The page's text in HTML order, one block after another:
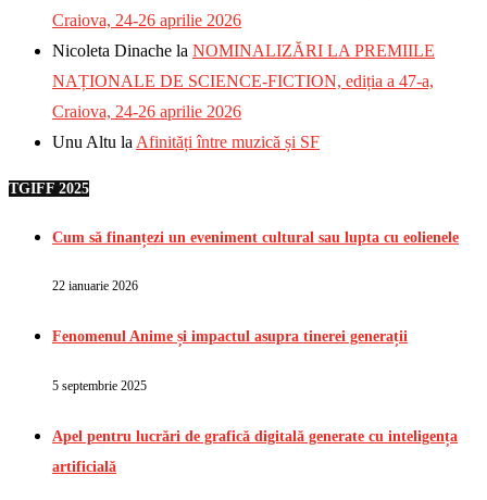
Craiova, 24-26 aprilie 2026
Nicoleta Dinache la NOMINALIZĂRI LA PREMIILE
NAȚIONALE DE SCIENCE-FICTION, ediția a 47-a,
Craiova, 24-26 aprilie 2026
Unu Altu la Afinități între muzică și SF
TGIFF 2025
Cum să finanțezi un eveniment cultural sau lupta cu eolienele
22 ianuarie 2026
Fenomenul Anime și impactul asupra tinerei generații
5 septembrie 2025
Apel pentru lucrări de grafică digitală generate cu inteligența
artificială